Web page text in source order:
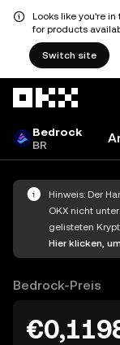
Looks like you're
for products
Switch site
Bedrock
BR
Hinweis: Der
OKX nicht
gelisteten
Hier klicken,
Bedrock-Preis